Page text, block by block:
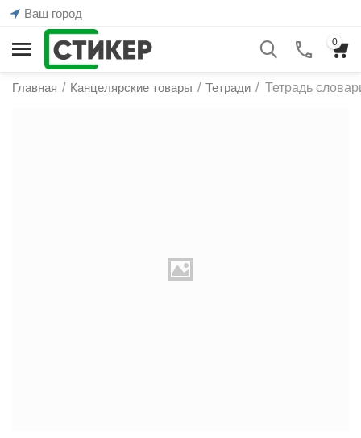
Ваш город
0
Главная / Канцелярские товары / Тетради / Тетрадь